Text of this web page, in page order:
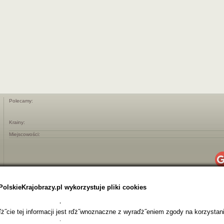
Polecamy:
Krainy:
Miejscowości:
wykorzystuje pliki cookies
tej informacji jest rďż˝wnoznaczne z wyraďż˝eniem zgody na